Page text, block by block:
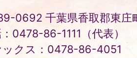
0692 千葉県香取郡東庄
0478-86-1111（代表）
ックス：0478-86-4051